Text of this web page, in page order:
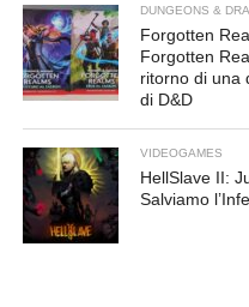
DUNGEONS &
Forgotten
Forgotten
ritorno di una
di D&D
VIDEOGAMES
HellSlave II:
Salviamo